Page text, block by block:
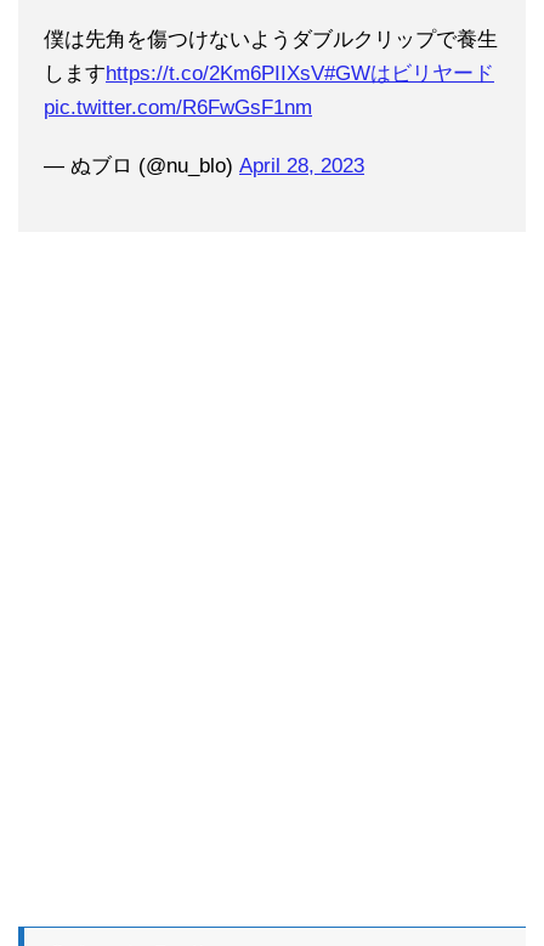
僕は先角を傷つけないようダブルクリップで養生
しますhttps://t.co/2Km6PIIXsV#GWはビリヤード
pic.twitter.com/R6FwGsF1nm
— ぬブロ (@nu_blo) April 28, 2023